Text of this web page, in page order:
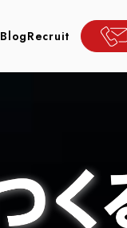
BlogRecruit